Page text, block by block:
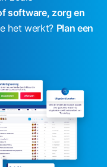
software, zorg en
het werkt? Plan een